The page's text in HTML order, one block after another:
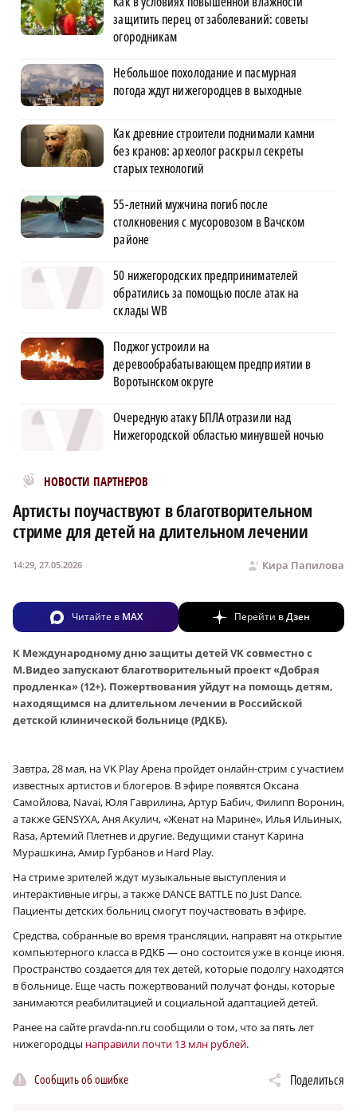
защитить перец от заболеваний: советы
огородникам
Небольшое похолодание и пасмурная
погода ждут нижегородцев в выходные
Как древние строители поднимали камни
без кранов: археолог раскрыл секреты
старых технологий
55-летний мужчина погиб после
столкновения с мусоровозом в Вачском
районе
50 нижегородских предпринимателей
обратились за помощью после атак на
склады WB
Поджог устроили на
деревообрабатывающем предприятии в
Воротынском округе
Очередную атаку БПЛА отразили над
Нижегородской областью минувшей ночью
НОВОСТИ ПАРТНЕРОВ
Новости МирТесен
Артисты поучаствуют в благотворительном
стриме для детей на длительном лечении
Кира Папилова
14:29, 27.05.2026
Читайте в MAX Перейти вДзен
К Международному дню защиты детей VK совместно с
М.Видео запускают благотворительный проект «Добрая
продленка» (12+). Пожертвования уйдут на помощь детям,
находящимся на длительном лечении в Российской
детской клинической больнице (РДКБ).
Завтра, 28 мая, на VK Play Арена пройдет онлайн-стрим с участием
известных артистов и блогеров. В эфире появятся Оксана
Самойлова, Navai, Юля Гаврилина, Артур Бабич, Филипп Воронин,
а также GENSYXA, Аня Акулич, «Женат на Марине», Илья Ильиных,
Rasa, Артемий Плетнев и другие. Ведущими станут Карина
Мурашкина, Амир Гурбанов и Hard Play.
На стриме зрителей ждут музыкальные выступления и
интерактивные игры, а также DANCE BATTLE по Just Dance.
Пациенты детских больниц смогут поучаствовать в эфире.
Средства, собранные во время трансляции, направят на открытие
компьютерного класса в РДКБ — оно состоится уже в конце июня.
Пространство создается для тех детей, которые подолгу находятся
в больнице. Еще часть пожертвований получат фонды, которые
занимаются реабилитацией и социальной адаптацией детей.
Ранее на сайте pravda-nn.ru сообщили о том, что за пять лет
нижегородцы направили почти 13 млн рублей.
Сообщить об ошибке Поделиться